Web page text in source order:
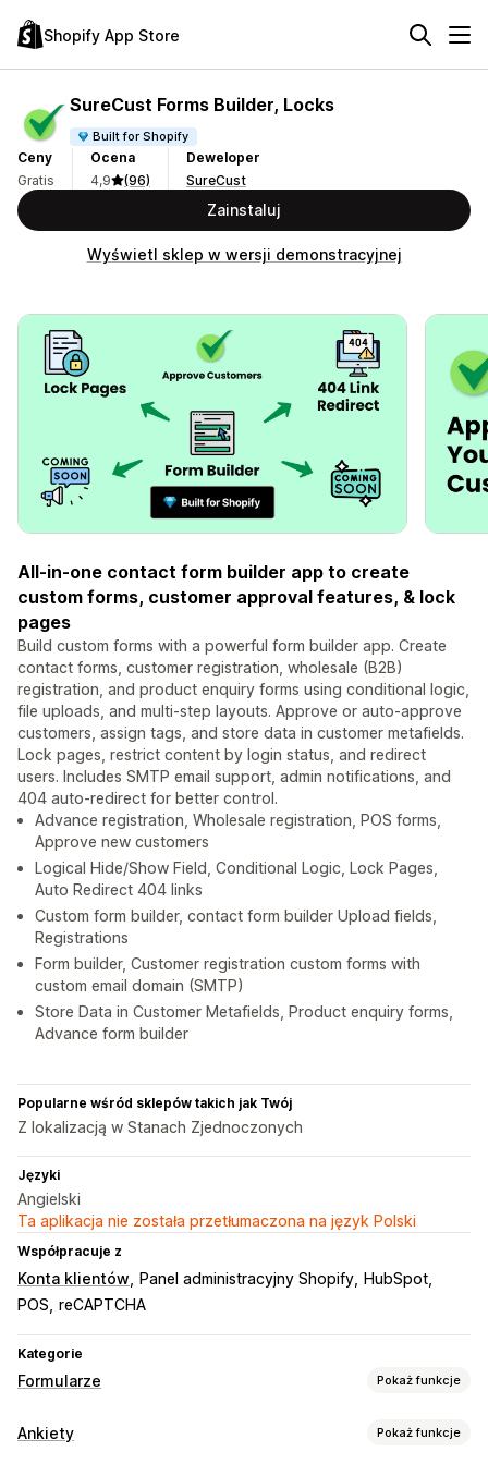
Shopify App Store
SureCust Forms Builder, Locks
Built for Shopify
Ceny
Gratis
Ocena
4,9
(96)
Deweloper
SureCust
Zainstaluj
Wyświetl sklep w wersji demonstracyjnej
All-in-one contact form builder app to create
custom forms, customer approval features, & lock
pages
Build custom forms with a powerful form builder app. Create
contact forms, customer registration, wholesale (B2B)
registration, and product enquiry forms using conditional logic,
file uploads, and multi-step layouts. Approve or auto-approve
customers, assign tags, and store data in customer metafields.
Lock pages, restrict content by login status, and redirect
users. Includes SMTP email support, admin notifications, and
404 auto-redirect for better control.
Advance registration, Wholesale registration, POS forms,
Approve new customers
Logical Hide/Show Field, Conditional Logic, Lock Pages,
Auto Redirect 404 links
Custom form builder, contact form builder Upload fields,
Registrations
Form builder, Customer registration custom forms with
custom email domain (SMTP)
Store Data in Customer Metafields, Product enquiry forms,
Advance form builder
Popularne wśród sklepów takich jak Twój
Z lokalizacją w Stanach Zjednoczonych
Języki
Angielski
Ta aplikacja nie została przetłumaczona na język Polski
Współpracuje z
Konta klientów Panel administracyjny Shopify
HubSpot
POS reCAPTCHA
Kategorie
Formularze Pokaż funkcje
Typy formularzy
Ankiety Pokaż funkcje